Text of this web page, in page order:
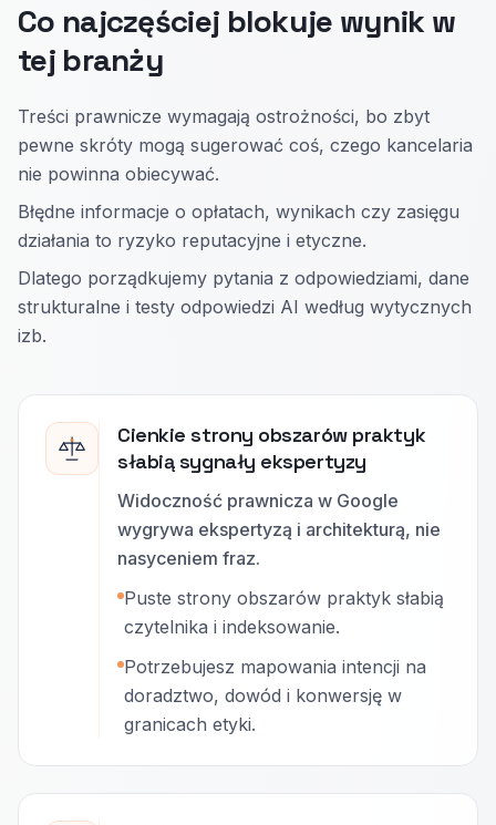
Co najczęściej blokuje wynik w
tej branży
Treści prawnicze wymagają ostrożności, bo zbyt
pewne skróty mogą sugerować coś, czego kancelaria
nie powinna obiecywać.
Błędne informacje o opłatach, wynikach czy zasięgu
działania to ryzyko reputacyjne i etyczne.
Dlatego porządkujemy pytania z odpowiedziami, dane
strukturalne i testy odpowiedzi AI według wytycznych
izb.
Cienkie strony obszarów praktyk
słabią sygnały ekspertyzy
Widoczność prawnicza w Google
wygrywa ekspertyzą i architekturą, nie
nasyceniem fraz.
Puste strony obszarów praktyk słabią
czytelnika i indeksowanie.
Potrzebujesz mapowania intencji na
doradztwo, dowód i konwersję w
granicach etyki.